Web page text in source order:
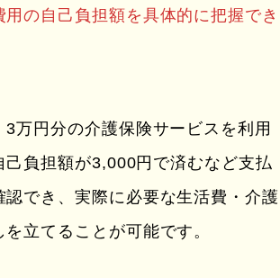
用の自己負担額を具体的に把握でき
3万円分の介護保険サービスを利用
己負担額が3,000円で済むなど支払
認でき、実際に必要な生活費・介護
立てることが可能です。